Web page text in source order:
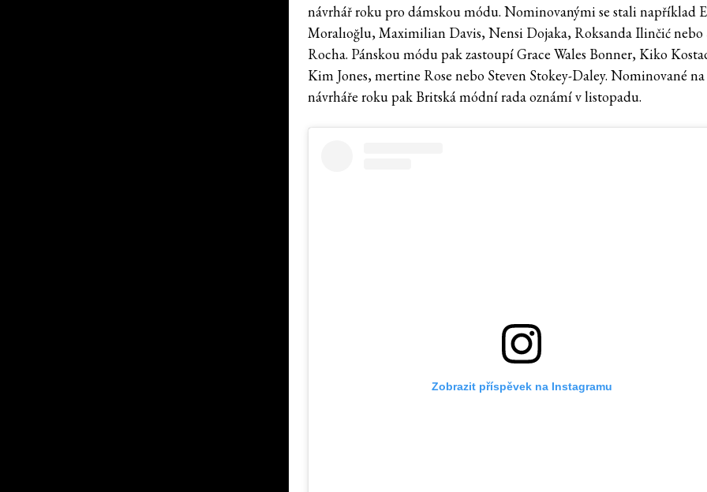
návrhář roku pro dámskou módu. Nominovanými se stali například
Moralıoğlu, Maximilian Davis, Nensi Dojaka, Roksanda Ilinčić nebo
Rocha. Pánskou módu pak zastoupí Grace Wales Bonner, Kiko
Kim Jones, mertine Rose nebo Steven Stokey-Daley. Nominované na
návrháře roku pak Britská módní rada oznámí v listopadu.
Zobrazit příspěvek na Instagramu